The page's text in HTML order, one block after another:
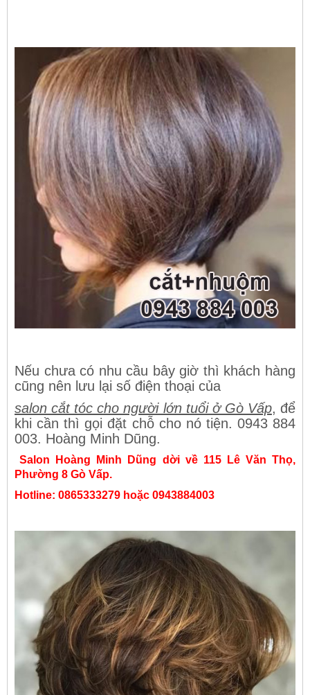
Nếu chưa có nhu cầu bây giờ thì khách hàng
cũng nên lưu lại số điện thoại của
salon cắt tóc cho người lớn tuổi ở Gò Vấp, để
khi cần thì gọi đặt chỗ cho nó tiện. 0943 884
003. Hoàng Minh Dũng.
Salon Hoàng Minh Dũng dời về 115 Lê Văn Thọ,
Phường 8 Gò Vấp.
Hotline: 0865333279 hoặc 0943884003